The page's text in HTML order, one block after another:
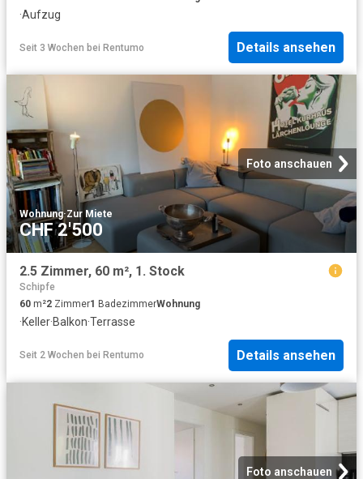
·Aufzug
Seit 3 Wochen bei Rentumo Details ansehen
Foto anschauen
Wohnung·Zur Miete
CHF 2'500
2.5 Zimmer, 60 m², 1. Stock
Schipfe
60 m²2 Zimmer1 BadezimmerWohnung
·Keller·Balkon·Terrasse
Seit 2 Wochen bei Rentumo Details ansehen
Foto anschauen